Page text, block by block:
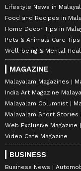
Lifestyle News in
Food and Recipes in
Home Decor Tips in
Pets & Animals Care Tips
Well-being & Mental
MAGAZINE
Malayalam Magazines
India Art Magazine
Malayalam Columnist
Malayalam Short Stories
Web Exclusive Magazine
Video Cafe Magazine
BUSINESS
Business News